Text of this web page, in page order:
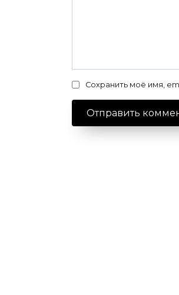
Сохранить моё имя,